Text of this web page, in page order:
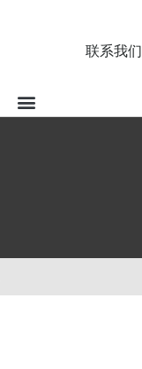
联系我们